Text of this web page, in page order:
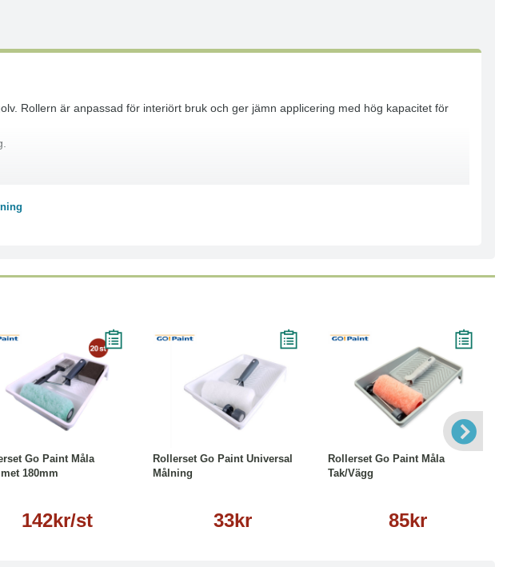
Rollern är anpassad för interiört bruk och ger jämn applicering med hög kapacitet för
Go Paint Måla
180mm
142kr/st
Läs mer
Rollerset Go Paint Universal
Målning
33kr
Läs mer
Rollerset Go Paint Måla
Tak/Vägg
85kr
Läs mer